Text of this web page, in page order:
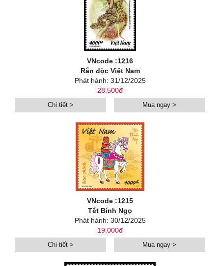
VNcode :1216
Rắn độc Việt Nam
Phát hành: 31/12/2025
28.500đ
Chi tiết > Mua ngay >
VNcode :1215
Tết Bính Ngọ
Phát hành: 30/12/2025
19.000đ
Chi tiết > Mua ngay >